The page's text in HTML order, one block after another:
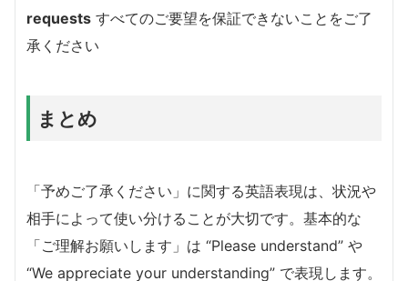
requests すべてのご要望を保証できないことをご了
承ください
まとめ
「予めご了承ください」に関する英語表現は、状況や
相手によって使い分けることが大切です。基本的な
「ご理解お願いします」は “Please understand” や
“We appreciate your understanding” で表現します。